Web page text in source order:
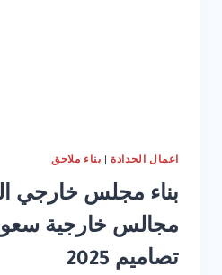
اعمال الحدادة| بناء ملاحق
بناء مجلس خارجي
مجالس خارجية
تصاميم 2025